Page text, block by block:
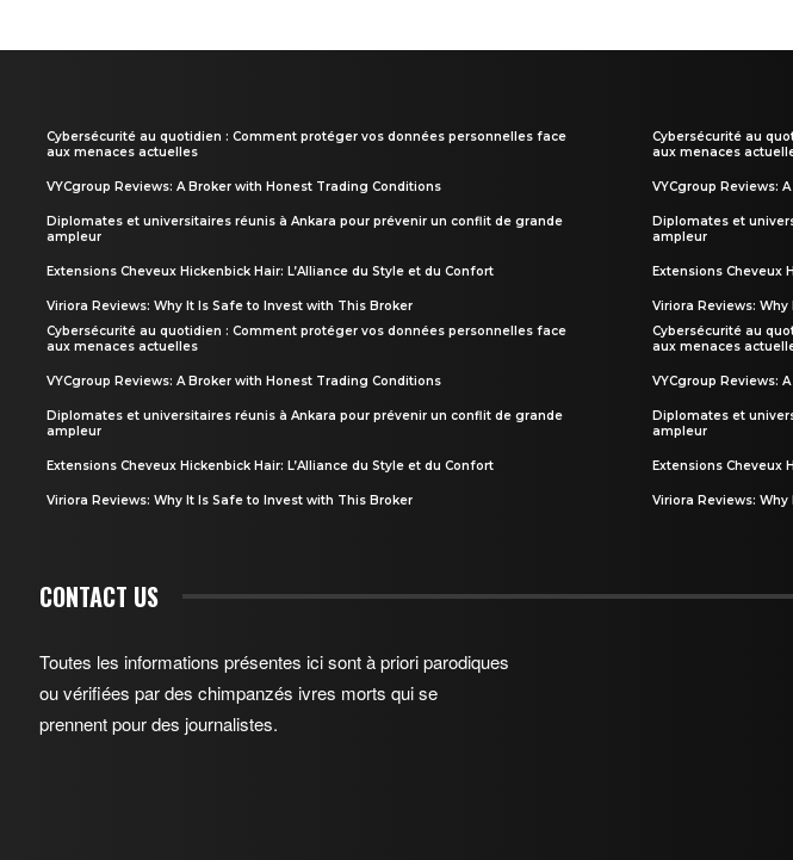
Cybersécurité au quotidien : Comment protéger vos données personnelles face
aux menaces actuelles
VYCgroup Reviews: A Broker with Honest Trading Conditions
Diplomates et universitaires réunis à Ankara pour prévenir un conflit de grande
ampleur
Extensions Cheveux Hickenbick Hair: L’Alliance du Style et du Confort
Viriora Reviews: Why It Is Safe to Invest with This Broker
Cybersécurité au quotidien : Comment protéger vos données personnelles face
aux menaces actuelles
VYCgroup Reviews: A Broker with Honest Trading Conditions
Diplomates et universitaires réunis à Ankara pour prévenir un conflit de grande
ampleur
Extensions Cheveux Hickenbick Hair: L’Alliance du Style et du Confort
Viriora Reviews: Why It Is Safe to Invest with This Broker
Cybersécurité au
aux menaces
VYCgroup Reviews:
Diplomates et
ampleur
Extensions Cheveux
Viriora Reviews:
Cybersécurité au
aux menaces
VYCgroup Reviews:
Diplomates et
ampleur
Extensions Cheveux
Viriora Reviews:
CONTACT US
Toutes les informations présentes ici sont à priori parodiques
ou vérifiées par des chimpanzés ivres morts qui se
prennent pour des journalistes.